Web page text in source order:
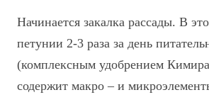
Начинается закалка рассады. В
петунии 2-3 раза за день
(комплексным удобрением
содержит макро – и